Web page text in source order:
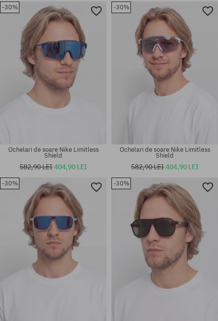
Mărimi existente:
mărime universală
mărime universală mărime universală
-30%
Ochelari de soare Nike Limitless
Shield
582,90 LEI404,90 LEI
-30%
Ochelari de soare Nike Limitless
Shield
582,90 LEI404,90 LEI
-30% -30%